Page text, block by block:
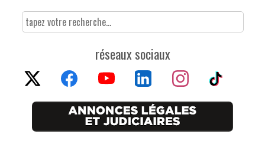
réseaux sociaux